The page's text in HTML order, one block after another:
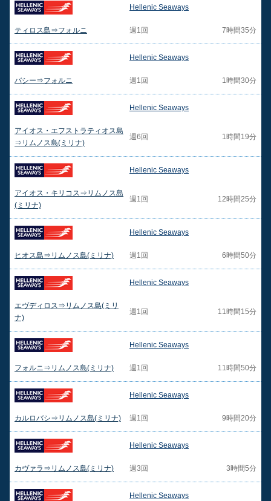
Hellenic Seaways
ティロス島⇒フォルニ 週1回 7時間35分
Hellenic Seaways
バシー⇒フォルニ 週1回 1時間30分
Hellenic Seaways
アイオス・エフストラティオス島
⇒リムノス島(ミリナ)
週6回 1時間19分
Hellenic Seaways
アイオス・キリコス⇒リムノス島
(ミリナ)
週1回 12時間25分
Hellenic Seaways
ヒオス島⇒リムノス島(ミリナ) 週1回 6時間50分
Hellenic Seaways
エヴディロス⇒リムノス島(ミリ
ナ)
週1回 11時間15分
Hellenic Seaways
フォルニ⇒リムノス島(ミリナ) 週1回 11時間50分
Hellenic Seaways
カルロバシ⇒リムノス島(ミリナ) 週1回 9時間20分
Hellenic Seaways
カヴァラ⇒リムノス島(ミリナ) 週3回 3時間5分
Hellenic Seaways